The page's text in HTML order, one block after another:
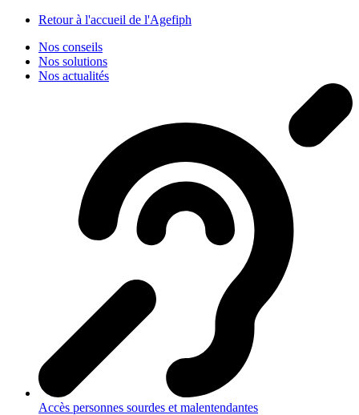
Retour à l'accueil de l'Agefiph
Nos conseils
Nos solutions
Nos actualités
Accès personnes sourdes et malentendantes